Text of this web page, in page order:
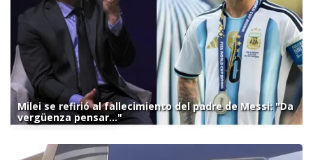
Milei se refirió al fallecimiento del padre de Messi: "Da
vergüenza pensar..."